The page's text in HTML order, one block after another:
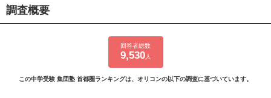
調査概要
回答者総数
9,530人
この中学受験 集団塾 首都圏ランキングは、オリコンの以下の調査に基づいています。